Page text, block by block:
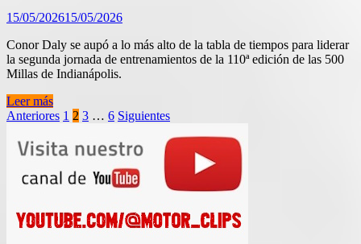
15/05/202615/05/2026
Conor Daly se aupó a lo más alto de la tabla de tiempos para liderar
la segunda jornada de entrenamientos de la 110ª edición de las 500
Millas de Indianápolis.
Resultados
de
entrenamientos
del
Día
Indy
Leer más
Paginación
de
entradas
Anteriores 1 2 3 … 6 Siguientes